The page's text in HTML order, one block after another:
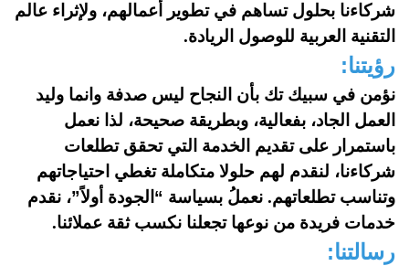
شركاءنا بحلول تساهم في تطوير أعمالهم، ولإثراء عالم
التقنية العربية للوصول الريادة.
رؤيتنا:
نؤمن في سبيك تك بأن النجاح ليس صدفة وانما وليد
العمل الجاد، بفعالية، وبطريقة صحيحة، لذا نعمل
باستمرار على تقديم الخدمة التي تحقق تطلعات
شركاءنا، لنقدم لهم حلولا متكاملة تغطي احتياجاتهم
وتناسب تطلعاتهم. نعملُ بسياسة “الجودة أولاً”، نقدم
خدمات فريدة من نوعها تجعلنا نكسب ثقة عملائنا.
رسالتنا: